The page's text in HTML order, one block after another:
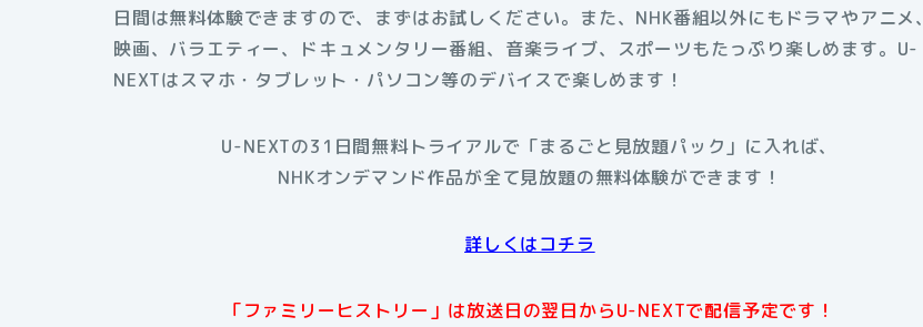
日間は無料体験できますので、まずはお試しください。また、NHK番組以外にもドラマやアニメ、
映画、バラエティー、ドキュメンタリー番組、音楽ライブ、スポーツもたっぷり楽しめます。U-
NEXTはスマホ・タブレット・パソコン等のデバイスで楽しめます！
U-NEXTの31日間無料トライアルで「まるごと見放題パック」に入れば、
NHKオンデマンド作品が全て見放題の無料体験ができます！
詳しくはコチラ
「ファミリーヒストリー」は放送日の翌日からU-NEXTで配信予定です！